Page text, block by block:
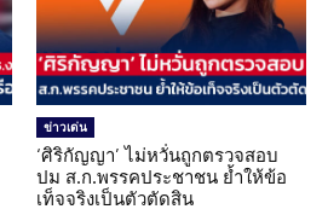
ข่าวเด่น
‘ศิริกัญญา’ ไม่หวั่นถูกตรวจสอบ
ปม ส.ก.พรรคประชาชน ย้ำให้ข้อ
เท็จจริงเป็นตัวตัดสิน